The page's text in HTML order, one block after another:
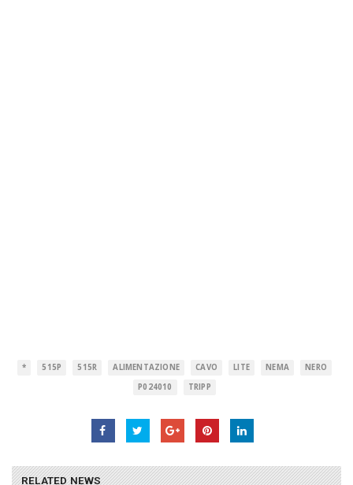
* 515P 515R ALIMENTAZIONE CAVO LITE NEMA
NERO
P024010
TRIPP
RELATED NEWS